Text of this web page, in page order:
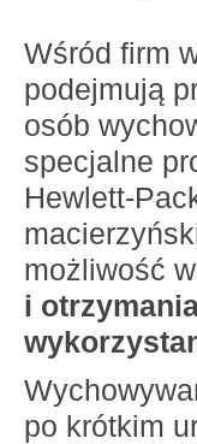
Wśród firm
podejmują
osób
specjalne
Hewlett-
możliwość
i
po krótkim